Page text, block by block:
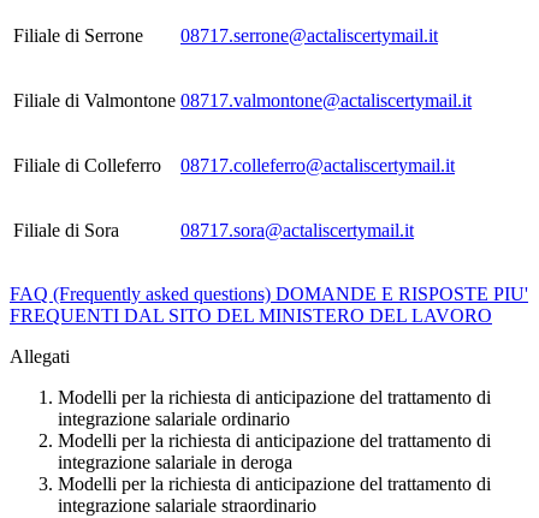
Filiale di Serrone 08717.serrone@actaliscertymail.it
Filiale di Valmontone 08717.valmontone@actaliscertymail.it
Filiale di Colleferro 08717.colleferro@actaliscertymail.it
Filiale di Sora 08717.sora@actaliscertymail.it
FAQ (Frequently asked questions) DOMANDE E RISPOSTE PIU'
FREQUENTI DAL SITO DEL MINISTERO DEL LAVORO
Allegati
Modelli per la richiesta di anticipazione del trattamento di
integrazione salariale ordinario
Modelli per la richiesta di anticipazione del trattamento di
integrazione salariale in deroga
Modelli per la richiesta di anticipazione del trattamento di
integrazione salariale straordinario